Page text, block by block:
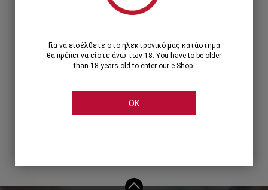
ΣΥΝΔΕΣΗ ΜΕ ...
Για να εισέλθετε στο ηλεκτρονικό μας κατάστημα
θα πρέπει να είστε άνω των 18. You have to be older
than 18 years old to enter our e-Shop.
OK